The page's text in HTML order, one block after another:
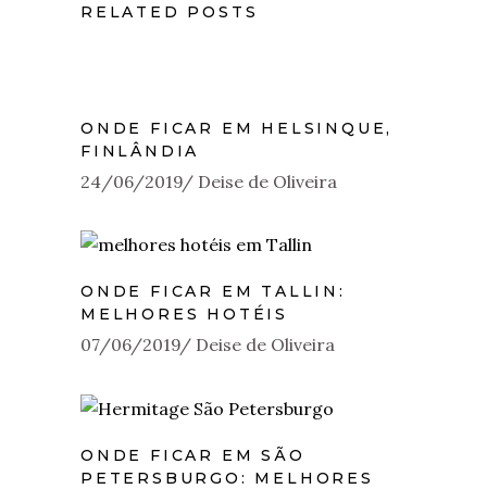
RELATED POSTS
ONDE FICAR EM HELSINQUE,
FINLÂNDIA
24/06/2019 Deise de Oliveira
ONDE FICAR EM TALLIN:
MELHORES HOTÉIS
07/06/2019 Deise de Oliveira
ONDE FICAR EM SÃO
PETERSBURGO: MELHORES